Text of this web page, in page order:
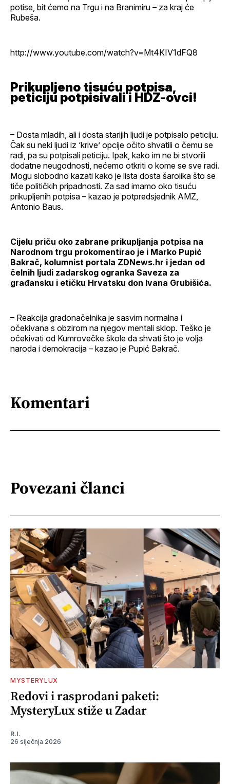
potise, bit ćemo na Trgu i na Branimiru – za kraj će
Rubeša.
http://www.youtube.com/watch?v=Mt4KIV1dFQ8
Prikupljeno tisuću potpisa,
peticiju potpisivali i HDZ-ovci!
– Dosta mladih, ali i dosta starijih ljudi je potpisalo peticiju.
Čak su neki ljudi iz ‘krive’ opcije očito shvatili o čemu se
radi, pa su potpisali peticiju. Ipak, kako im ne bi stvorili
dodatne neugodnosti, nećemo otkriti o kome se sve radi.
Mogu slobodno kazati kako je lista dosta šarolika što se
tiče političkih pripadnosti. Za sad imamo oko tisuću
prikupljenih potpisa – kazao je potpredsjednik AMZ,
Antonio Baus.
Cijelu priču oko zabrane prikupljanja potpisa na
Narodnom trgu prokomentirao je i Marko Pupić
Bakrač, kolumnist portala ZDNews.hr i jedan od
čelnih ljudi zadarskog ogranka Saveza za
građansku i etičku Hrvatsku don Ivana Grubišića.
– Reakcija gradonačelnika je sasvim normalna i
očekivana s obzirom na njegov mentali sklop. Teško je
očekivati od Kumrovečke škole da shvati što je volja
naroda i demokracija – kazao je Pupić Bakrač.
Komentari
Povezani članci
MYSTERYLUX
Redovi i rasprodani paketi:
MysteryLux stiže u Zadar
R.I.
26 siječnja 2026